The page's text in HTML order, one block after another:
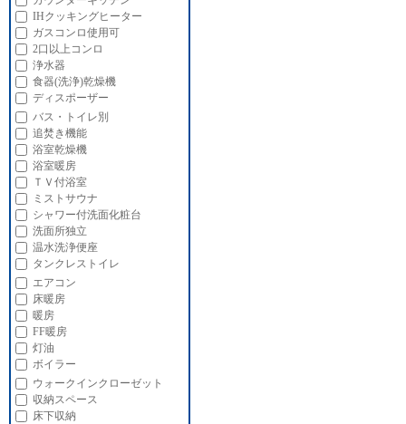
IHクッキングヒーター
ガスコンロ使用可
2口以上コンロ
浄水器
食器(洗浄)乾燥機
ディスポーザー
バス・トイレ別
追焚き機能
浴室乾燥機
浴室暖房
ＴＶ付浴室
ミストサウナ
シャワー付洗面化粧台
洗面所独立
温水洗浄便座
タンクレストイレ
エアコン
床暖房
暖房
FF暖房
灯油
ボイラー
ウォークインクローゼット
収納スペース
床下収納